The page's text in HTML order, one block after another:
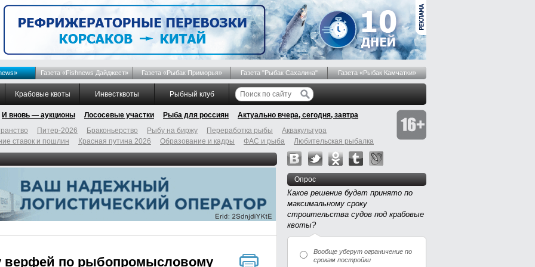
Газета «Fishnews Дайджест» Газета «Рыбак Приморья» Газета "Рыбак Сахалина" Газета «Рыбак Камчатки»
Крабовые квоты Инвестквоты Рыбный клуб
И вновь — аукционы Лососевые участки Рыба для россиян
Актуально вчера, сегодня, завтра
Питер-2026 Браконьерство Рыбу на биржу Переработка рыбы
Аквакультура
ставок и пошлин Красная путина 2026 Образование и кадры ФАС и рыба Любительская рыбалка
верфей по рыбопромысловому
Опрос
Какое решение будет принято по
максимальному сроку
строительства судов под крабовые
квоты?
Вообще уберут ограничение по
срокам постройки